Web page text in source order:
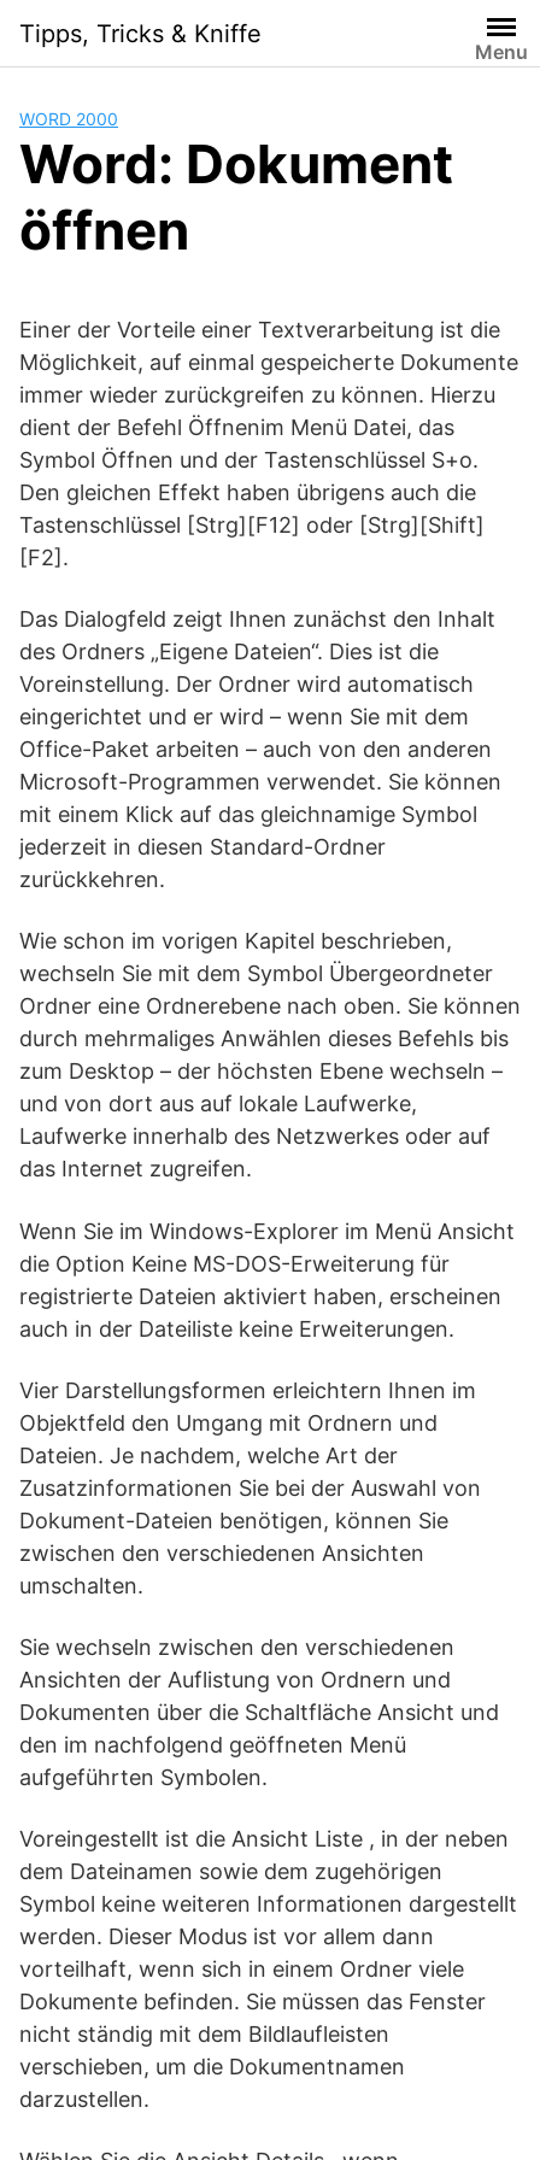
content
Tipps, Tricks & Kniffe
Menu
WORD 2000
Word: Dokument
öffnen
Einer der Vorteile einer Textverarbeitung ist die
Möglichkeit, auf einmal gespeicherte Dokumente
immer wieder zurückgreifen zu können. Hierzu
dient der Befehl Öffnenim Menü Datei, das
Symbol Öffnen und der Tastenschlüssel S+o.
Den gleichen Effekt haben übrigens auch die
Tastenschlüssel [Strg][F12] oder [Strg][Shift]
[F2].
Das Dialogfeld zeigt Ihnen zunächst den Inhalt
des Ordners „Eigene Dateien“. Dies ist die
Voreinstellung. Der Ordner wird automatisch
eingerichtet und er wird – wenn Sie mit dem
Office-Paket arbeiten – auch von den anderen
Microsoft-Programmen verwendet. Sie können
mit einem Klick auf das gleichnamige Symbol
jederzeit in diesen Standard-Ordner
zurückkehren.
Wie schon im vorigen Kapitel beschrieben,
wechseln Sie mit dem Symbol Übergeordneter
Ordner eine Ordnerebene nach oben. Sie können
durch mehrmaliges Anwählen dieses Befehls bis
zum Desktop – der höchsten Ebene wechseln –
und von dort aus auf lokale Laufwerke,
Laufwerke innerhalb des Netzwerkes oder auf
das Internet zugreifen.
Wenn Sie im Windows-Explorer im Menü Ansicht
die Option Keine MS-DOS-Erweiterung für
registrierte Dateien aktiviert haben, erscheinen
auch in der Dateiliste keine Erweiterungen.
Vier Darstellungsformen erleichtern Ihnen im
Objektfeld den Umgang mit Ordnern und
Dateien. Je nachdem, welche Art der
Zusatzinformationen Sie bei der Auswahl von
Dokument-Dateien benötigen, können Sie
zwischen den verschiedenen Ansichten
umschalten.
Sie wechseln zwischen den verschiedenen
Ansichten der Auflistung von Ordnern und
Dokumenten über die Schaltfläche Ansicht und
den im nachfolgend geöffneten Menü
aufgeführten Symbolen.
Voreingestellt ist die Ansicht Liste , in der neben
dem Dateinamen sowie dem zugehörigen
Symbol keine weiteren Informationen dargestellt
werden. Dieser Modus ist vor allem dann
vorteilhaft, wenn sich in einem Ordner viele
Dokumente befinden. Sie müssen das Fenster
nicht ständig mit dem Bildlaufleisten
verschieben, um die Dokumentnamen
darzustellen.